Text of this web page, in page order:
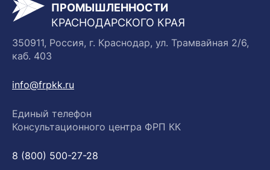
ПРОМЫШЛЕННОСТИ
КРАСНОДАРСКОГО КРАЯ
350911, Россия, г. Краснодар, ул. Трамвайная 2/6,
каб. 403
info@frpkk.ru
Единый телефон
Консультационного центра ФРП КК
8 (800) 500-27-28